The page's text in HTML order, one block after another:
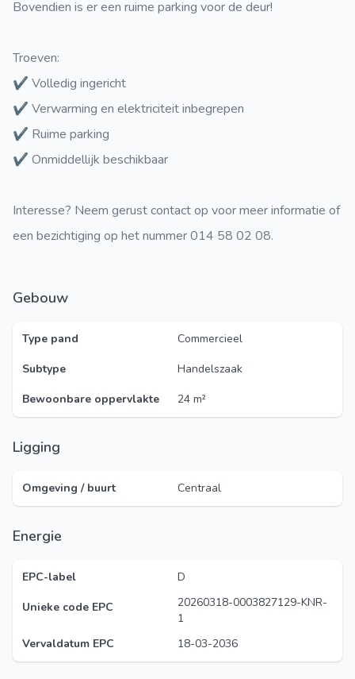
Bovendien is er een ruime parking voor de deur!
Troeven:
✔ Volledig ingericht
✔ Verwarming en elektriciteit inbegrepen
✔ Ruime parking
✔ Onmiddellijk beschikbaar
Interesse? Neem gerust contact op voor meer informatie of
een bezichtiging op het nummer 014 58 02 08.
Gebouw
Type pand
Commercieel
Subtype
Handelszaak
Bewoonbare oppervlakte
24 m²
Ligging
Omgeving / buurt Centraal
Energie
EPC-label
D
Unieke code EPC
20260318-0003827129-KNR-
1
Vervaldatum EPC
18-03-2036